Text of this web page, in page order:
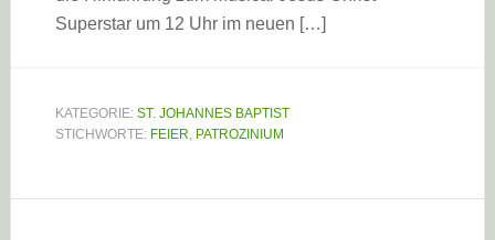
Superstar um 12 Uhr im neuen […]
KATEGORIE: ST. JOHANNES BAPTIST
STICHWORTE: FEIER, PATROZINIUM